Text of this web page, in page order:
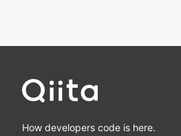
How developers code is here.